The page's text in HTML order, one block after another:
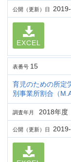
公開（更新）日
EXCEL
表番号 15
育児のための所定
別事業所割合（
調査年月 2018年度
公開（更新）日